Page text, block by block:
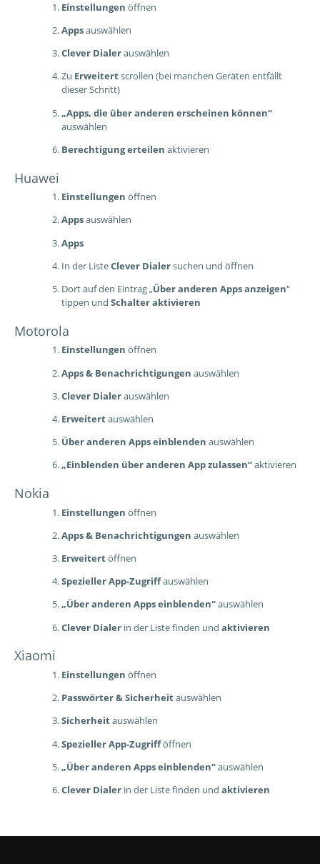
Einstellungen öffnen
Appsauswählen
Clever Dialerauswählen
Zu Erweitertscrollen (bei manchen Geräten entfällt
dieser Schritt)
„Apps, die über anderen erscheinen können“
auswählen
Berechtigung erteilen aktivieren
Huawei
Einstellungen öffnen
Appsauswählen
Apps
In der ListeClever Dialersuchen und öffnen
Dort auf den Eintrag „Über anderen Apps anzeigen“
tippen und Schalter aktivieren
Motorola
Einstellungen öffnen
Apps & Benachrichtigungen auswählen
Clever Dialerauswählen
Erweitertauswählen
Über anderen Apps einblenden auswählen
„Einblenden über anderen App zulassen“aktivieren
Nokia
Einstellungen öffnen
Apps & Benachrichtigungen auswählen
Erweitertöffnen
Spezieller App-Zugriffauswählen
„Über anderen Apps einblenden“auswählen
Clever Dialer in der Liste finden und aktivieren
Xiaomi
Einstellungen öffnen
Passwörter & Sicherheitauswählen
Sicherheitauswählen
Spezieller App-Zugrifföffnen
„Über anderen Apps einblenden“auswählen
Clever Dialer in der Liste finden und aktivieren